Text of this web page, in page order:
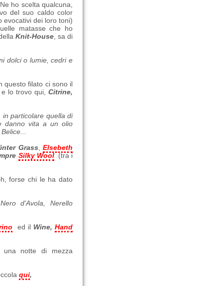
ho scelta qualcuna,
del suo caldo color
evocativi dei loro toni)
matasse che ho
Knit-House, sa di
dolci o lumie, cedri e
questo filato ci sono il
lo trovo qui, Citrine,
in particolare quella di
danno vita a un olio
Grass, Elsebeth
Silky Wool (tra i
forse chi le ha dato
d'Avola, Nerello
ed ilWine, Hand
una notte di mezza
qui,